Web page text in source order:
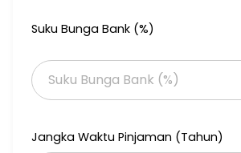
Suku Bunga Bank (%)
Jangka Waktu Pinjaman (Tahun)